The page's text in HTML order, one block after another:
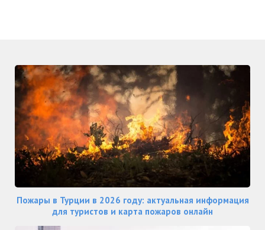
Пожары в Турции в 2026 году: актуальная информация
для туристов и карта пожаров онлайн